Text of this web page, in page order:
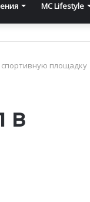
MC Lifestyle
площадку
в